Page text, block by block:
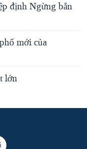
định Ngừng bắn
mới của
lớn